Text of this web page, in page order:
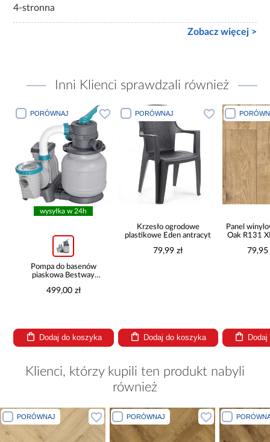
4-stronna
Zobacz więcej >
Inni Klienci sprawdzali również
PORÓWNAJ
wysyłka w 24h
Pompa do basenów
piaskowa Bestway
499,00 zł
Dodaj do koszyka
PORÓWNAJ
Krzesło ogrodowe
plastikowe Eden antracyt
79,99 zł
Dodaj do koszyka
Panel
Oak R131
79,95
Klienci, którzy kupili ten produkt nabyli
również
PORÓWNAJ PORÓWNAJ